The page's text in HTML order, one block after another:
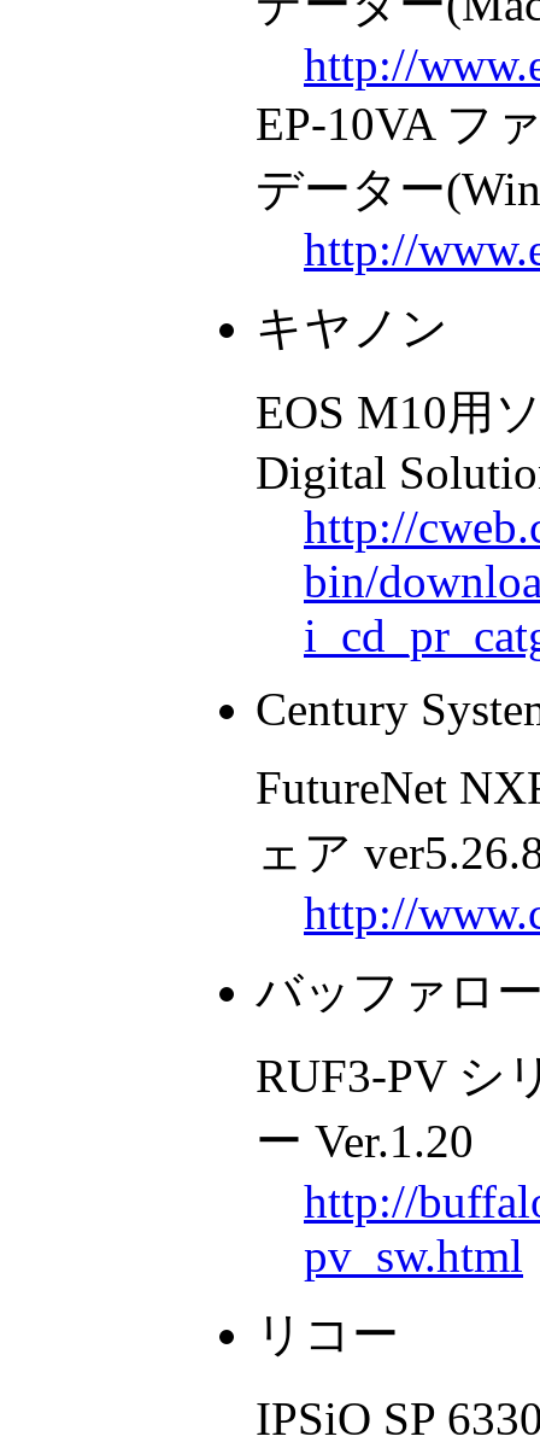
http://
EP-10VA フ
データー
http://
キヤノン
EOS M10用
Digital
http://
bin/
Century
FutureNet
ェア
http://
バッファロ
RUF3-PV シ
ー Ver.1.20
http://
pv_sw.html
リコー
IPSiO SP